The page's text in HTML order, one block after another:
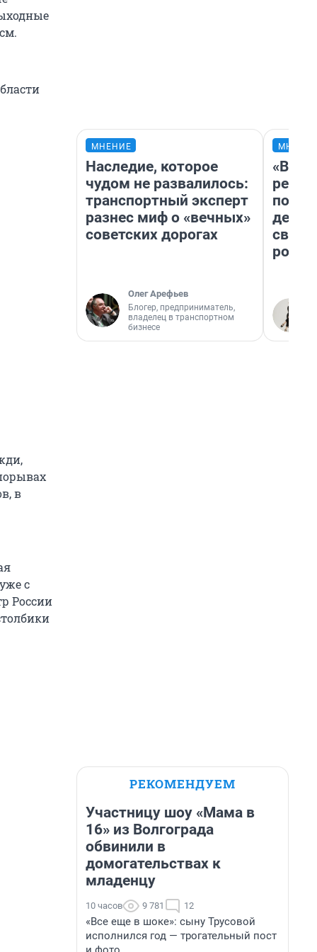
в
с
России
МНЕНИЕ
Наследие, которое
чудом не развалилось:
транспортный эксперт
разнес миф о «вечных»
советских дорогах
Олег Арефьев
Блогер, предприниматель,
владелец в транспортном
бизнесе
РЕКОМЕНДУЕМ
Участницу шоу «Мама в
16» из Волгограда
обвинили в
домогательствах к
младенцу
10 часов 9 781 12
«Все еще в шоке»: сыну Трусовой
исполнился год — трогательный пост